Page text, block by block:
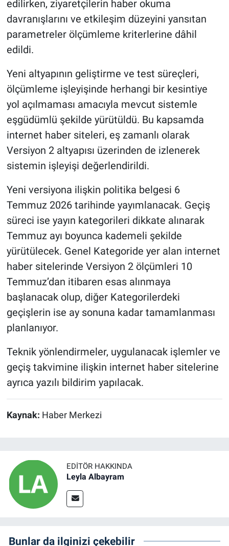
edilirken, ziyaretçilerin haber okuma
davranışlarını ve etkileşim düzeyini yansıtan
parametreler ölçümleme kriterlerine dâhil
edildi.
Yeni altyapının geliştirme ve test süreçleri,
ölçümleme işleyişinde herhangi bir kesintiye
yol açılmaması amacıyla mevcut sistemle
eşgüdümlü şekilde yürütüldü. Bu kapsamda
internet haber siteleri, eş zamanlı olarak
Versiyon 2 altyapısı üzerinden de izlenerek
sistemin işleyişi değerlendirildi.
Yeni versiyona ilişkin politika belgesi 6
Temmuz 2026 tarihinde yayımlanacak. Geçiş
süreci ise yayın kategorileri dikkate alınarak
Temmuz ayı boyunca kademeli şekilde
yürütülecek. Genel Kategoride yer alan internet
haber sitelerinde Versiyon 2 ölçümleri 10
Temmuz’dan itibaren esas alınmaya
başlanacak olup, diğer Kategorilerdeki
geçişlerin ise ay sonuna kadar tamamlanması
planlanıyor.
Teknik yönlendirmeler, uygulanacak işlemler ve
geçiş takvimine ilişkin internet haber sitelerine
ayrıca yazılı bildirim yapılacak.
Kaynak: Haber Merkezi
EDITÖR HAKKINDA
Leyla Albayram
Bunlar da ilginizi çekebilir